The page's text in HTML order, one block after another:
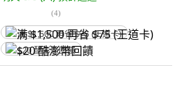
(4)
满 $1,500 再省 $75 (王道卡)
$20 酷澎幣回饋